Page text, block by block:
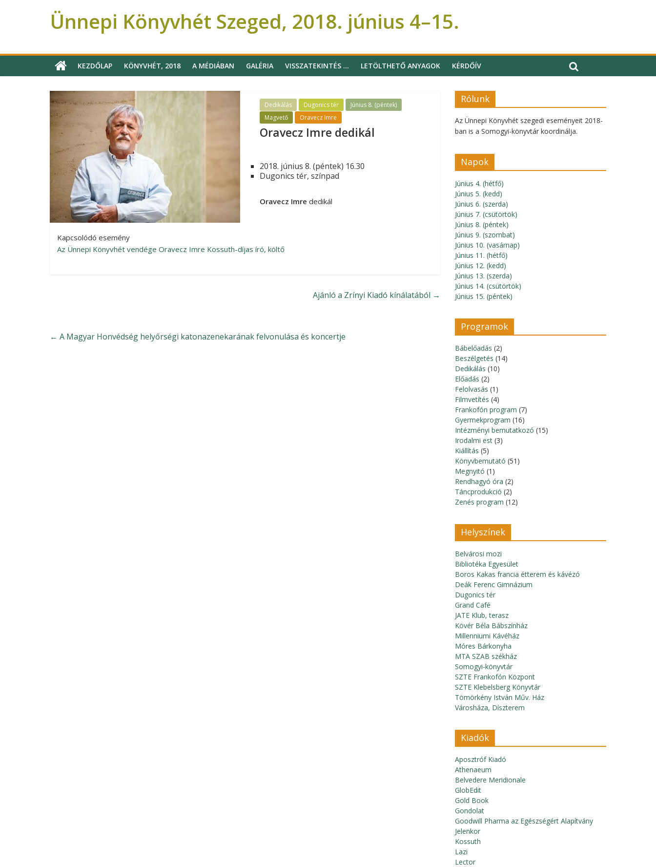
Ünnepi Könyvhét Szeged, 2018. június 4–15.
KEZDŐLAP KÖNYVHÉT, 2018 A MÉDIÁBAN GALÉRIA VISSZATEKINTÉS … LETÖLTHETŐ ANYAGOK KÉRDŐÍV
Dedikálás Dugonics tér
Június 8. (péntek)
Magvető
Oravecz Imre
Oravecz Imre dedikál
2018. június 8. (péntek) 16.30
Dugonics tér, színpad
Oravecz Imre dedikál
Kapcsolódó esemény
Az Ünnepi Könyvhét vendége Oravecz Imre Kossuth-díjas író, költő
Ajánló a Zrínyi Kiadó kínálatából →
← A Magyar Honvédség helyőrségi katonazenekarának felvonulása és koncertje
Rólunk
Az Ünnepi Könyvhét szegedi eseményeit 2018-
ban is a Somogyi-könyvtár koordinálja.
Napok
Június 4. (hétfő)
Június 5. (kedd)
Június 6. (szerda)
Június 7. (csütörtök)
Június 8. (péntek)
Június 9. (szombat)
Június 10. (vasárnap)
Június 11. (hétfő)
Június 12. (kedd)
Június 13. (szerda)
Június 14. (csütörtök)
Június 15. (péntek)
Programok
Bábelőadás (2)
Beszélgetés (14)
Dedikálás (10)
Előadás (2)
Felolvasás (1)
Filmvetítés (4)
Frankofón program (7)
Gyermekprogram (16)
Intézményi bemutatkozó (15)
Irodalmi est (3)
Kiállítás (5)
Könyvbemutató (51)
Megnyitó (1)
Rendhagyó óra (2)
Táncprodukció (2)
Zenés program (12)
Helyszínek
Belvárosi mozi
Bibliotéka Egyesület
Boros Kakas francia étterem és kávézó
Deák Ferenc Gimnázium
Dugonics tér
Grand Café
JATE Klub, terasz
Kövér Béla Bábszínház
Millenniumi Kávéház
Móres Bárkonyha
MTA SZAB székház
Somogyi-könyvtár
SZTE Frankofón Központ
SZTE Klebelsberg Könyvtár
Tömörkény István Műv. Ház
Városháza, Díszterem
Kiadók
Aposztróf Kiadó
Athenaeum
Belvedere Meridionale
GlobEdit
Gold Book
Gondolat
Goodwill Pharma az Egészségért Alapítvány
Jelenkor
Kossuth
Lazi
Lector